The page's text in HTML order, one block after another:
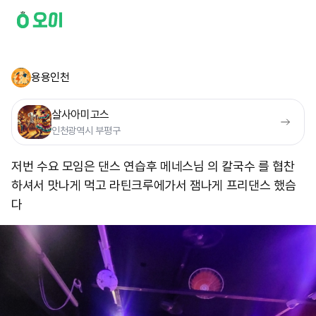
용용인천
살사아미고스
인천광역시 부평구
저번 수요 모임은 댄스 연습후 메네스님 의 칼국수 를 협찬
하셔서 맛나게 먹고 라틴크루에가서 잼나게 프리댄스 했슴
다